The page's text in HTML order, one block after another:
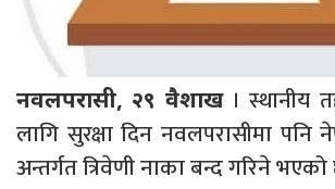
नवलपरासी, २९ वैशाख। स्थानीय
लागि सुरक्षा दिन नवलपरासीमा पनि
अन्तर्गत त्रिवेणी नाका बन्द गरिने